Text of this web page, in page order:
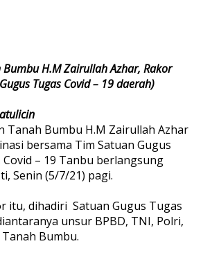
H.M Zairullah Azhar, Rakor
Tugas Covid – 19 daerah)
Tanah Bumbu H.M Zairullah Azhar
bersama Tim Satuan Gugus
– 19 Tanbu berlangsung
Senin (5/7/21) pagi.
itu, dihadiri Satuan Gugus Tugas
unsur BPBD, TNI, Polri,
Tanah Bumbu.